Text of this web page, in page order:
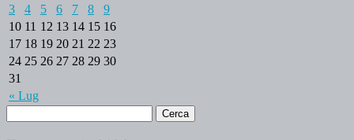
« Lug
3
4 5 6 7 8
9
10 11 12 13 14 15 16
17 18 19 20 21 22 23
24 25 26 27 28 29 30
31